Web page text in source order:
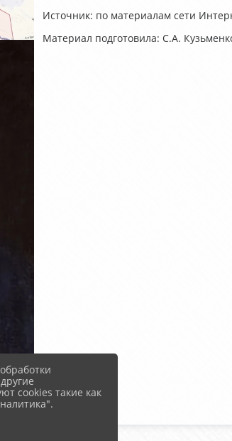
Источник: по материалам сети
Материал подготовила: С.А.
cookies такие как